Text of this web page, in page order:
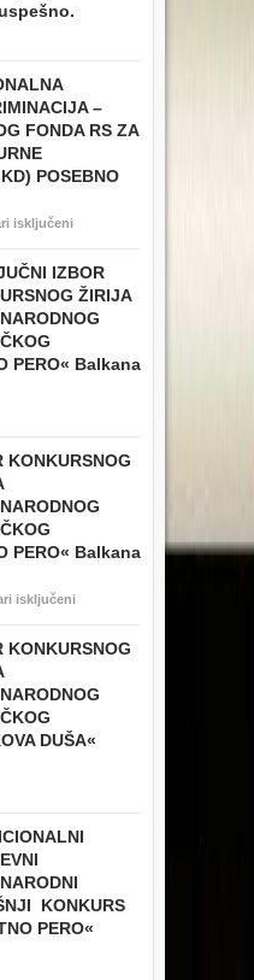
–
FONDA RS ZA
POSEBNO
isključeni
IZBOR
ŽIRIJA
PERO« Balkana
KONKURSNOG
PERO« Balkana
isključeni
KONKURSNOG
DUŠA«
KONKURS
PERO«